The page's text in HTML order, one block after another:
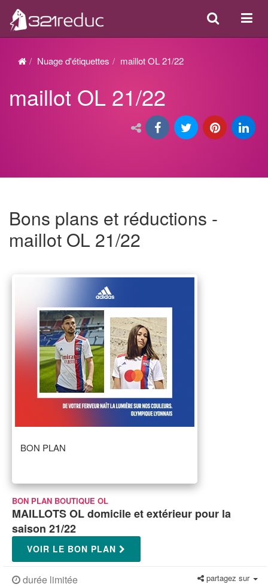
ou
Search
Nuage d'étiquettes maillot OL 21/22
maillot OL 21/22
Bons plans et réductions -
maillot OL 21/22
BON PLAN
BON PLAN BOUTIQUE OL
MAILLOTS OL domicile et extérieur pour la
saison 21/22
VOIR LE BON PLAN
durée limitée partagez sur